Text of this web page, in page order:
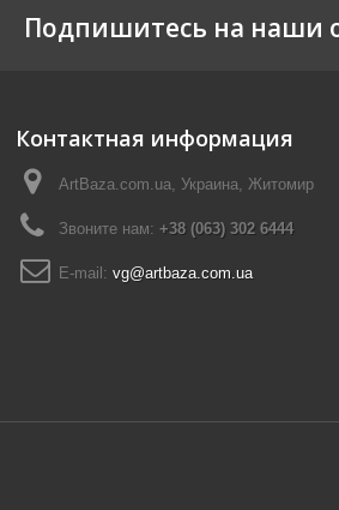
Подпишитесь на наши
Контактная информация
ArtBaza.com.ua, Украина, Житомир
Звоните нам: +38 (063) 302 6444
E-mail: vg@artbaza.com.ua